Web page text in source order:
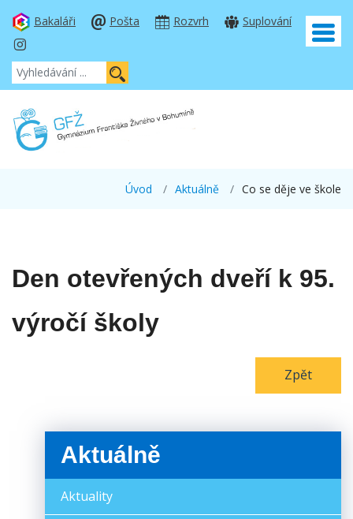
Bakaláři Pošta Rozvrh Suplování
Úvod Aktuálně Co se děje ve škole
Den otevřených dveří k 95.
výročí školy
Zpět
Aktuálně
Aktuality